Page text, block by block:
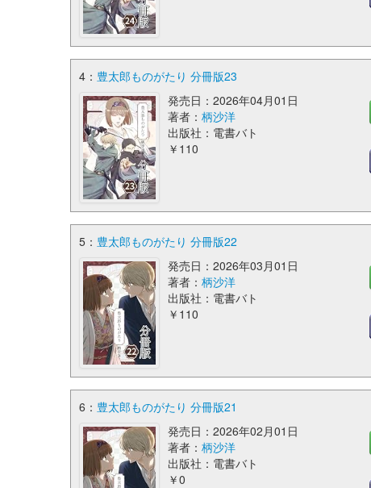
4： 豊太郎ものがたり 分冊版23
発売日：2026年04月01日
著者：柄沙洋
出版社：電書バト
￥110
5： 豊太郎ものがたり 分冊版22
発売日：2026年03月01日
著者：柄沙洋
出版社：電書バト
￥110
6： 豊太郎ものがたり 分冊版21
発売日：2026年02月01日
著者：柄沙洋
出版社：電書バト
￥0